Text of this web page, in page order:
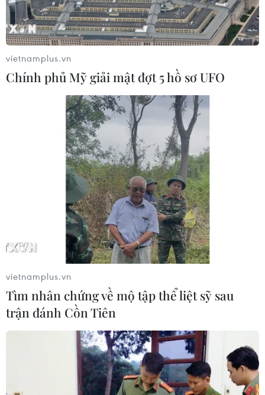
vietnamplus.vn
Chính phủ Mỹ giải mật đợt 5 hồ sơ UFO
vietnamplus.vn
Tìm nhân chứng về mộ tập thể liệt sỹ sau
trận đánh Cồn Tiên